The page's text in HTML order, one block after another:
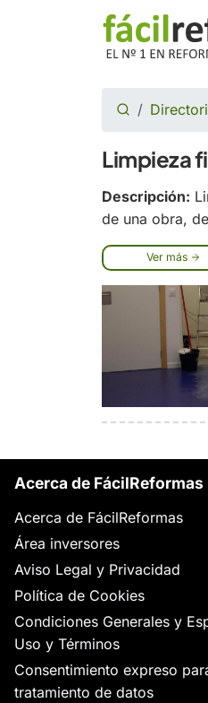
Limpieza
Descripción:
de una obra,
Ver más
Acerca de FácilReformas
Acerca de FácilReformas
Área inversores
Aviso Legal y Privacidad
Política de Cookies
Condiciones Generales y
Uso y Términos
Consentimiento expreso
tratamiento de datos